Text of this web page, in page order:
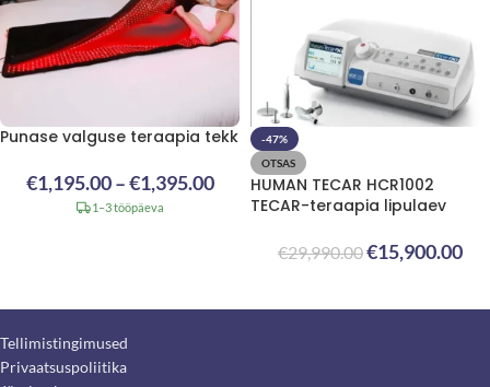
Punase valguse teraapia tekk
€1,195.00 –€1,395.00
1–3 tööpäeva
-47%
OTSAS
HUMAN TECAR HCR1002
TECAR-teraapia lipulaev
€29,990.00€15,900.00
Tellimistingimused
Privaatsuspoliitika